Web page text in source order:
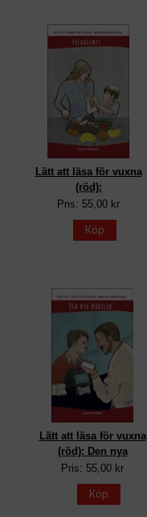
Lätt att läsa för vuxna
(röd):
Pris: 55,00 kr
Köp
Lätt att läsa för vuxna
(röd): Den nya
Pris: 55,00 kr
Köp